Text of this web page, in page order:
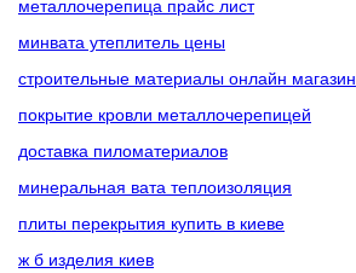
металлочерепица прайс лист
минвата утеплитель цены
строительные материалы онлайн магазин
покрытие кровли металлочерепицей
доставка пиломатериалов
минеральная вата теплоизоляция
плиты перекрытия купить в киеве
ж б изделия киев